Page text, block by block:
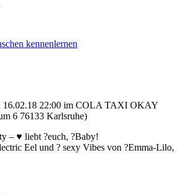
kennenlernen
22:00 im COLA TAXI OKAY
6 76133 Karlsruhe)
– ♥️ liebt ?euch, ?Baby!
Eel und ? sexy Vibes von ?Emma-Lilo,